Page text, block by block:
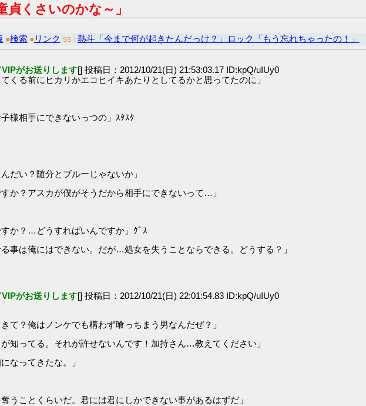
くさいのかな～」
■検索 ■ リンク SS： 熱斗「今まで何が起きたんだっけ？」ロック「もう忘れちゃったの！」
がお送りします[] 投稿日：2012/10/21(日) 21:53:03.17 ID:kpQ/uIUy0
くる前にヒカリかエコヒイキあたりとしてるかと思ってたのに」
様相手にできないっつの」ｽﾀｽﾀ
だい？随分とブルーじゃないか」
か？アスカが僕がそうだから相手にできないって…」
か？…どうすればいんですか」ｸﾞｽ
事は俺にはできない。だが…処女を失うことならできる。どうする？」
がお送りします[] 投稿日：2012/10/21(日) 22:01:54.83 ID:kpQ/uIUy0
て？俺はノンケでも構わず喰っちまう男なんだぜ？」
知ってる。それが許せないんです！加持さん…教えてください」
なってきたな。」
うことくらいだ。君には君にしかできない事があるはずだ」